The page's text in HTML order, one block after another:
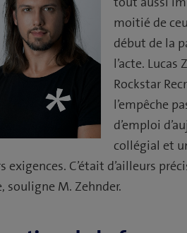
moitié de
début de la
l’acte.
Rockstar
l’empêche
d’emploi
collégial et
exigences. C’était d’ailleurs
souligne M. Zehnder.